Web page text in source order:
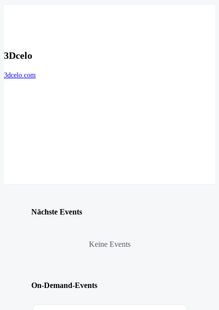
3Dcelo
3dcelo.com
Nächste Events
Keine Events
On-Demand-Events